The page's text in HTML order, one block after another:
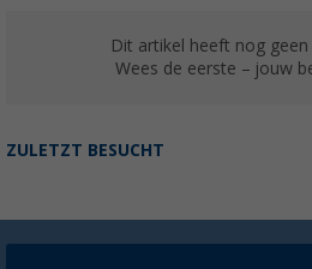
Dit artikel heeft nog
Wees de eerste – jouw
ZULETZT BESUCHT